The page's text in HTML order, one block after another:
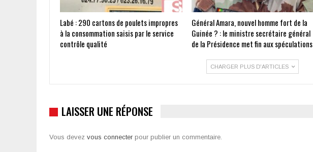
Labé : 290 cartons de poulets impropres
à la consommation saisis par le service
contrôle qualité
Général Amara, nouvel homme fort de la
Guinée ? : le ministre secrétaire général
de la Présidence met fin aux spéculations
CHARGER PLUS D'ARTICLES
LAISSER UNE RÉPONSE
Vous devez vous connecter pour publier un commentaire.